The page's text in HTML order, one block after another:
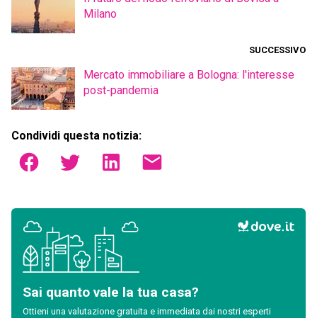
Milano
SUCCESSIVO
Mercato immobiliare a Bologna: l'interesse
post-pandemia
Condividi questa notizia:
Sai quanto vale la tua casa?
Ottieni una valutazione gratuita e immediata dai nostri esperti